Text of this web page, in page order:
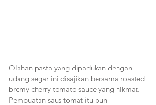
Olahan pasta yang dipadukan dengan
udang segar ini disajikan bersama roasted
bremy cherry tomato sauce yang nikmat.
Pembuatan saus tomat itu pun